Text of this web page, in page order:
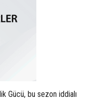
Gücü, bu sezon iddialı